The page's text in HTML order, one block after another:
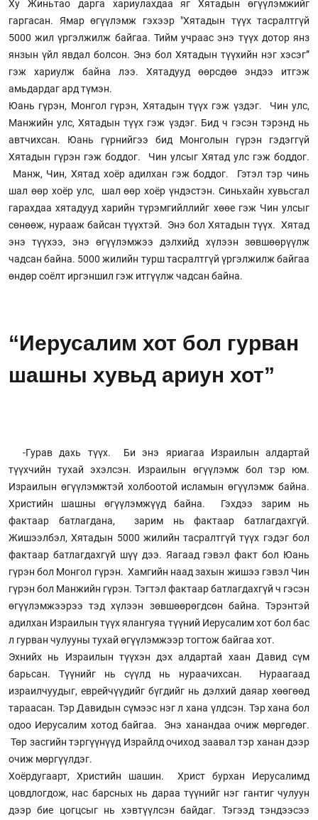
Ху Жиньтао дарга хариулахдаа яг Хятадын өгүүлэмжийг
гаргасан. Ямар өгүүлэмж гэхээр "Хятадын түүх тасралтгүй
5000 жил үргэлжилж байгаа. Тийм учраас энэ түүх дотор янз
янзын үйл явдал болсон. Энэ бол Хятадын түүхийн нэг хэсэг”
гэж хариулж байна лээ. Хятадууд өөрсдөө эндээ итгэж
амьдардаг ард түмэн.
Юань гүрэн, Монгол гүрэн, Хятадын түүх гэж үздэг. Чин улс,
Манжийн улс, Хятадын түүх гэж үздэг. Бид ч гэсэн тэрэнд нь
автчихсан. Юань гүрнийгээ бид Монголын гүрэн гэдэггүй
Хятадын гүрэн гэж боддог. Чин улсыг Хятад улс гэж боддог.
Манж, Чин, Хятад хоёр адилхан гэж боддог. Гэтэл тэр чинь
шал өөр хоёр улс, шал өөр хоёр үндэстэн. Синьхайн хувьсгал
гарахдаа хятадууд харийн түрэмгийллийг хөөе гэж Чин улсыг
сөнөөж, нурааж байсан түүхтэй. Энэ бол Хятадын түүх. Хятад
энэ түүхээ, энэ өгүүлэмжээ дэлхийд хүлээн зөвшөөрүүлж
чадсан байна. 5000 жилийн турш тасралтгүй үргэлжилж байгаа
өндөр соёлт иргэншил гэж итгүүлж чадсан байна.
“Иерусалим хот бол гурван
шашны хувьд ариун хот”
-Гурав дахь түүх. Би энэ яриагаа Израилын алдартай
түүхчийн тухай эхэлсэн. Израилын өгүүлэмж бол тэр юм.
Израилын өгүүлэмжтэй холбоотой исламын өгүүлэмж байна.
Христийн шашны өгүүлэмжүүд байна. Гэхдээ зарим нь
фактаар батлагдана, зарим нь фактаар батлагдахгүй.
Жишээлбэл, Хятадын 5000 жилийн тасралтгүй түүх гэдэг бол
фактаар батлагдахгүй шүү дээ. Яагаад гэвэл факт бол Юань
гүрэн бол Монгол гүрэн. Хамгийн наад захын жишээ гэвэл Чин
гүрэн бол Манжийн гүрэн. Тэгтэл фактаар батлагдахгүй ч гэсэн
өгүүлэмжээрээ тэд хүлээн зөвшөөрөгдсөн байна. Тэрэнтэй
адилхан Израилын түүх ялангуяа түүний Иерусалим хот бол бас
л гурван чулууны тухай өгүүлэмжээр тогтож байгаа хот.
Эхнийх нь Израилын түүхэн дэх алдартай хаан Давид сүм
барьсан. Түүнийг нь сүүлд нь нураачихсан. Нураагаад
израилчуудыг, еврейчүүдийг бүгдийг нь дэлхий даяар хөөгөөд
тараасан. Тэр Давидын сүмээс нэг л хана үлдсэн. Тэр хана бол
одоо Иерусалим хотод байгаа. Энэ ханандаа очиж мөргөдөг.
Төр засгийн тэргүүнүүд Израйлд очиход заавал тэр ханан дээр
очиж мөргүүлдэг.
Хоёрдугаарт, Христийн шашин. Христ бурхан Иерусалимд
цовдлогдож, нас барсных нь дараа түүнийг нэг гантиг чулуун
дээр бие цогцсыг нь хэвтүүлсэн байдаг. Тэгээд тэндээсээ